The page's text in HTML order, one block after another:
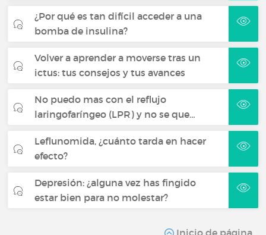
¿Por qué es tan difícil acceder a una
bomba de insulina?
Volver a aprender a moverse tras un
ictus: tus consejos y tus avances
No puedo mas con el reflujo
laringofaríngeo (LPR) y no se que…
Leflunomida, ¿cuánto tarda en hacer
efecto?
Depresión: ¿alguna vez has fingido
estar bien para no molestar?
Inicio de página